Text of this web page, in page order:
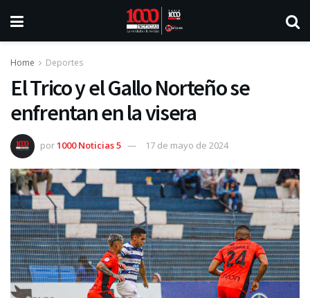
Home Deportes
El Trico y el Gallo Norteño se
enfrentan en la visera
por1000 Noticias 5 17 de mayo de 2024